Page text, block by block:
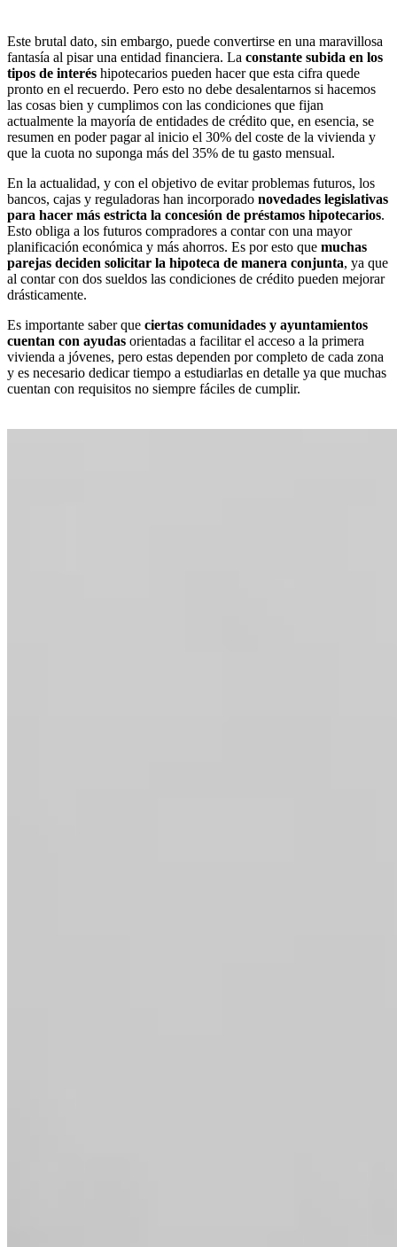
Este brutal dato, sin embargo, puede convertirse en una maravillosa
fantasía al pisar una entidad financiera. La constante subida en los
tipos de interés hipotecarios pueden hacer que esta cifra quede
pronto en el recuerdo. Pero esto no debe desalentarnos si hacemos
las cosas bien y cumplimos con las condiciones que fijan
actualmente la mayoría de entidades de crédito que, en esencia, se
resumen en poder pagar al inicio el 30% del coste de la vivienda y
que la cuota no suponga más del 35% de tu gasto mensual.
En la actualidad, y con el objetivo de evitar problemas futuros, los
bancos, cajas y reguladoras han incorporado novedades legislativas
para hacer más estricta la concesión de préstamos hipotecarios.
Esto obliga a los futuros compradores a contar con una mayor
planificación económica y más ahorros. Es por esto que muchas
parejas deciden solicitar la hipoteca de manera conjunta, ya que
al contar con dos sueldos las condiciones de crédito pueden mejorar
drásticamente.
Es importante saber que ciertas comunidades y ayuntamientos
cuentan con ayudas orientadas a facilitar el acceso a la primera
vivienda a jóvenes, pero estas dependen por completo de cada zona
y es necesario dedicar tiempo a estudiarlas en detalle ya que muchas
cuentan con requisitos no siempre fáciles de cumplir.